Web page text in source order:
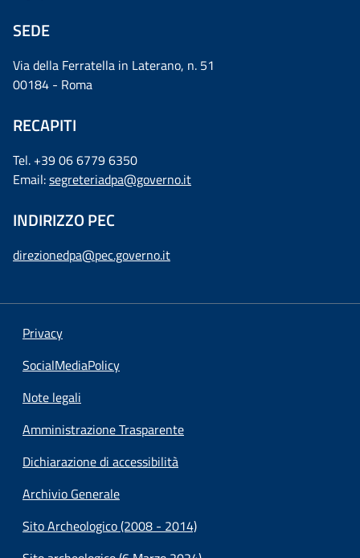
SEDE
Via della Ferratella in Laterano, n. 51
00184 - Roma
RECAPITI
Tel. +39 06 6779 6350
Email:segreteriadpa@governo.it
INDIRIZZO PEC
direzionedpa@pec.governo.it
Privacy
SocialMediaPolicy
Note legali
Amministrazione Trasparente
Dichiarazione di accessibilità
Archivio Generale
Sito Archeologico (2008 - 2014)